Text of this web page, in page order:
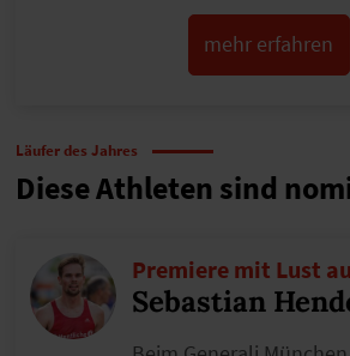
mehr erfahren
Läufer des Jahres
Diese Athleten sind
Premiere mit Lust
Sebastian